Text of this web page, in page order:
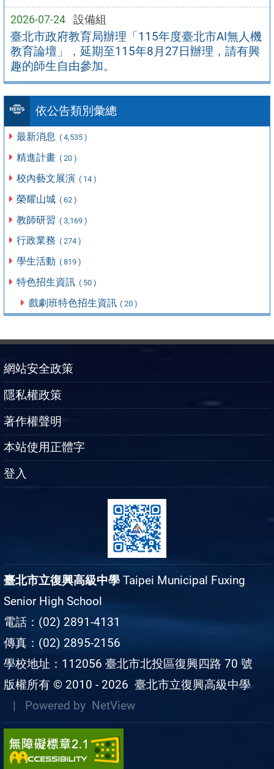
2026-07-24 設備組
臺北市政府教育局辦理「115年度臺北市AI無人機
教育論壇」，延期至115年8月27日辦理，請有興
趣的師生自由參加。
依公告類別彙總
最新消息 ( 4,535 )
精進計畫 ( 20 )
校內藝文展演 ( 14 )
榮耀山城 ( 62 )
教師研習 ( 3,169 )
行政業務 ( 274 )
學生活動 ( 819 )
特色招生資訊 ( 50 )
戲劇班特色招生資訊 ( 20 )
網站安全政策
隱私權政策
著作權聲明
本站使用正體字
登入
臺北市立復興高級中學 Taipei Municipal Fuxing
Senior High School
電話：(02) 2891-4131
傳真：(02) 2895-2156
學校地址：112056 臺北市北投區復興四路 70 號
版權所有 © 2010 - 2026 臺北市立復興高級中學
| Powered by NetView